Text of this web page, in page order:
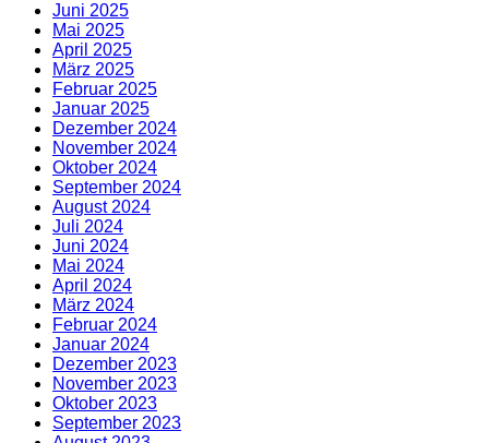
Juni 2025
Mai 2025
April 2025
März 2025
Februar 2025
Januar 2025
Dezember 2024
November 2024
Oktober 2024
September 2024
August 2024
Juli 2024
Juni 2024
Mai 2024
April 2024
März 2024
Februar 2024
Januar 2024
Dezember 2023
November 2023
Oktober 2023
September 2023